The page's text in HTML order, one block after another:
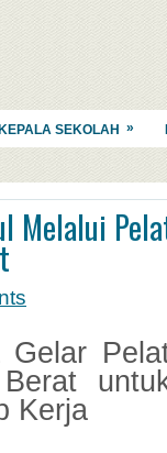
SEKOLAH »
Melalui
Kerja